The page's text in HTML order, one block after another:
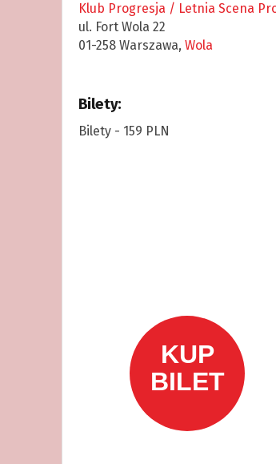
Klub Progresja / Letnia Scena
ul. Fort Wola 22
01-258 Warszawa, Wola
Bilety:
Bilety - 159 PLN